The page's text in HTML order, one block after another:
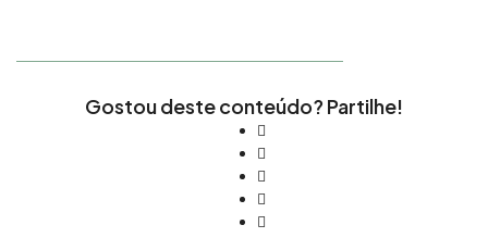
Gostou deste conteúdo? Partilhe!